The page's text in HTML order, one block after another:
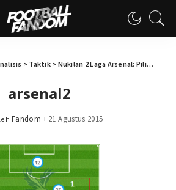
> Taktik> Nukilan 2 Laga Arsenal: Pilihan Umpan Francis Coquelin
arsenal2
Fandom 21 Agustus 2015